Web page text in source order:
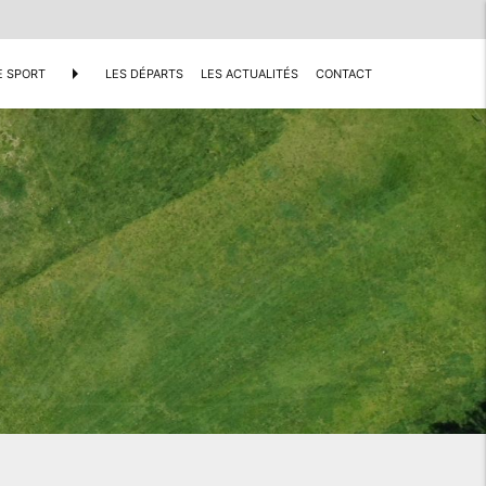
SPORT arrow_right LES DÉPARTS LES ACTUALITÉS CONTACT